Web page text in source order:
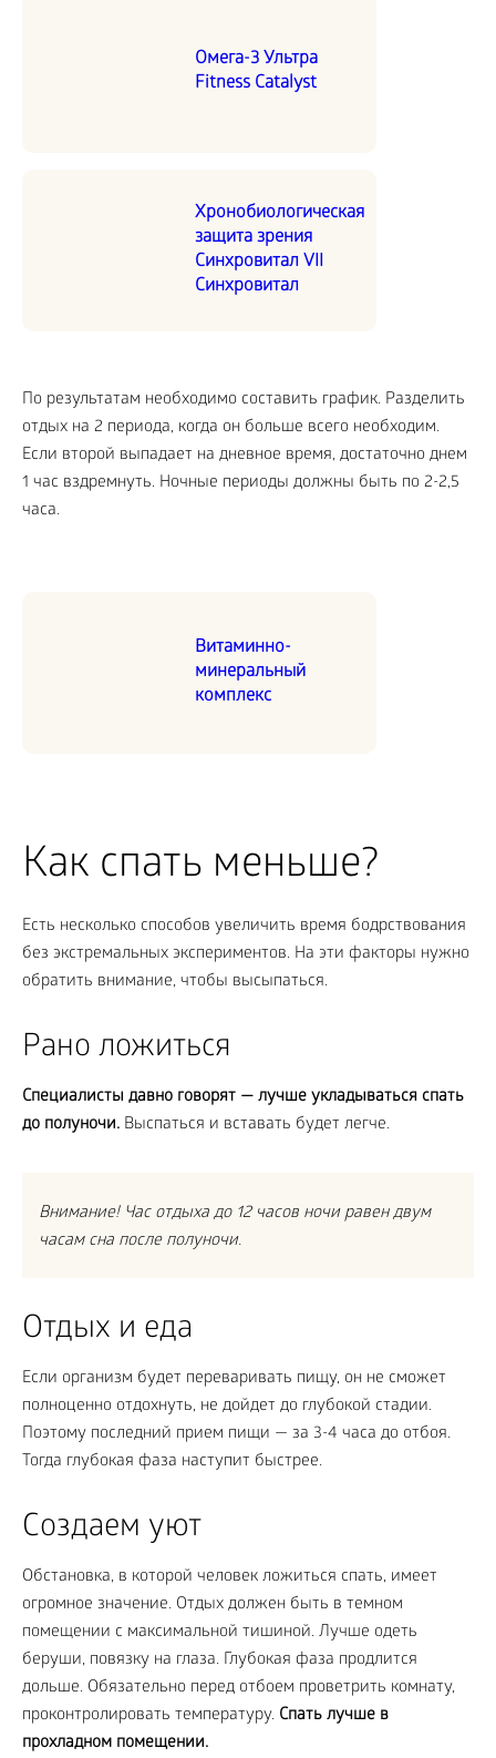
Омега-3 Ультра
Fitness Catalyst
Хронобиологическая
защита зрения
Синхровитал VII
Синхровитал
По результатам необходимо составить график. Разделить
отдых на 2 периода, когда он больше всего необходим.
Если второй выпадает на дневное время, достаточно днем
1 час вздремнуть. Ночные периоды должны быть по 2-2,5
часа.
Витаминно-
минеральный
комплекс
Как спать меньше?
Есть несколько способов увеличить время бодрствования
без экстремальных экспериментов. На эти факторы нужно
обратить внимание, чтобы высыпаться.
Рано ложиться
Специалисты давно говорят — лучше укладываться спать
до полуночи. Выспаться и вставать будет легче.
Внимание! Час отдыха до 12 часов ночи равен двум
часам сна после полуночи.
Отдых и еда
Если организм будет переваривать пищу, он не сможет
полноценно отдохнуть, не дойдет до глубокой стадии.
Поэтому последний прием пищи — за 3-4 часа до отбоя.
Тогда глубокая фаза наступит быстрее.
Создаем уют
Обстановка, в которой человек ложиться спать, имеет
огромное значение. Отдых должен быть в темном
помещении с максимальной тишиной. Лучше одеть
беруши, повязку на глаза. Глубокая фаза продлится
дольше. Обязательно перед отбоем проветрить комнату,
проконтролировать температуру. Спать лучше в
прохладном помещении.